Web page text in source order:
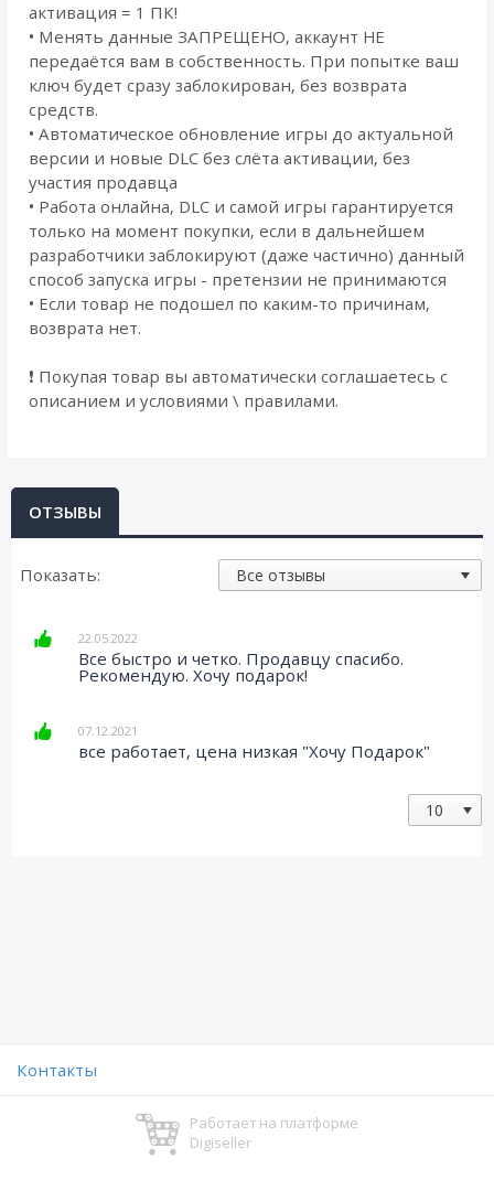
активация = 1 ПК!
• Менять данные ЗАПРЕЩЕНО, аккаунт НЕ
передаётся вам в собственность. При попытке ваш
ключ будет сразу заблокирован, без возврата
средств.
• Автоматическое обновление игры до актуальной
версии и новые DLC без слёта активации, без
участия продавца
• Работа онлайна, DLC и самой игры гарантируется
только на момент покупки, если в дальнейшем
разработчики заблокируют (даже частично) данный
способ запуска игры - претензии не принимаются
• Если товар не подошел по каким-то причинам,
возврата нет.
❗ Покупая товар вы автоматически соглашаетесь с
описанием и условиями \ правилами.
ОТЗЫВЫ
Показать:
22.05.2022
Все быстро и четко. Продавцу спасибо.
Рекомендую. Хочу подарок!
07.12.2021
все работает, цена низкая "Хочу Подарок"
Контакты
Работает на платформе
Digiseller